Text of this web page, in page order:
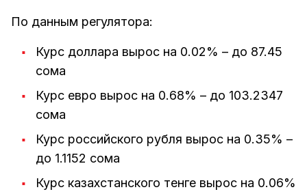
По данным регулятора:
Курс доллара вырос на 0.02% – до 87.45
сома
Курс евро вырос на 0.68% – до 103.2347
сома
Курс российского рубля вырос на 0.35% –
до 1.1152 сома
Курс казахстанского тенге вырос на 0.06%